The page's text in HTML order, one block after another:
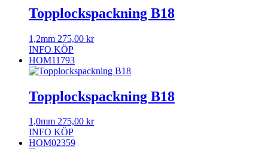
Topplockspackning B18
1,2mm 275,00 kr
INFO KÖP
HOM11793
Topplockspackning B18
1,0mm 275,00 kr
INFO KÖP
HOM02359